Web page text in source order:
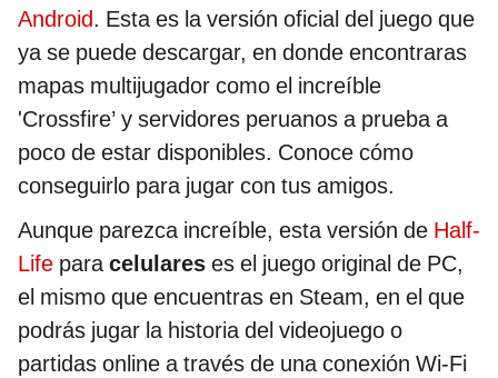
Android. Esta es la versión oficial del juego que
ya se puede descargar, en donde encontraras
mapas multijugador como el increíble
'Crossfire’ y servidores peruanos a prueba a
poco de estar disponibles. Conoce cómo
conseguirlo para jugar con tus amigos.
Aunque parezca increíble, esta versión de Half-
Life para celulares es el juego original de PC,
el mismo que encuentras en Steam, en el que
podrás jugar la historia del videojuego o
partidas online a través de una conexión Wi-Fi